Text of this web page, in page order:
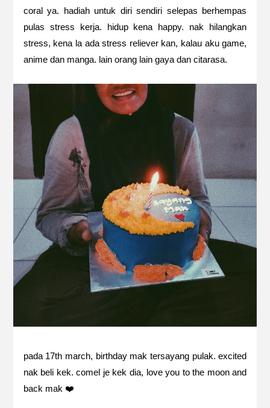
coral ya. hadiah untuk diri sendiri selepas berhempas
pulas stress kerja. hidup kena happy. nak hilangkan
stress, kena la ada stress reliever kan, kalau aku game,
anime dan manga. lain orang lain gaya dan citarasa.
pada 17th march, birthday mak tersayang pulak. excited
nak beli kek. comel je kek dia, love you to the moon and
back mak ❤️